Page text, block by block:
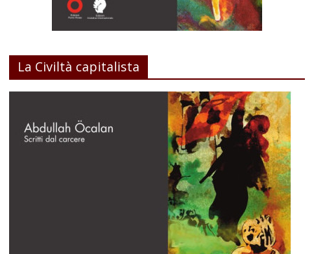
La Civiltà capitalista